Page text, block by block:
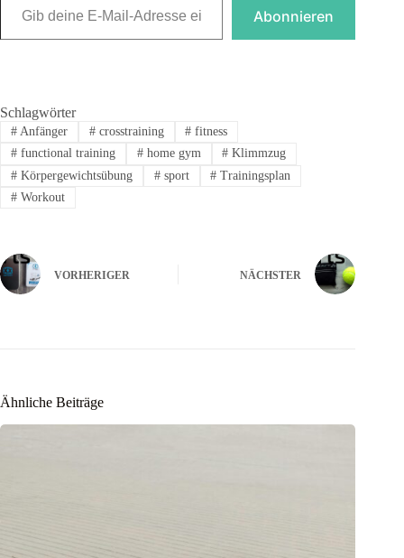
Abonnieren
Schlagwörter
#Anfänger #crosstraining # fitness
#functional training #home gym # Klimmzug
#Körpergewichtsübung #sport # Trainingsplan
#Workout
VORHERIGER NÄCHSTER
Ähnliche Beiträge